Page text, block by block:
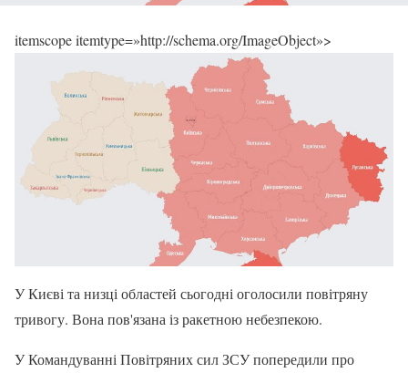
itemscope itemtype=»http://schema.org/ImageObject»>
У Києві та низці областей сьогодні оголосили повітряну
тривогу. Вона пов'язана із ракетною небезпекою.
У Командуванні Повітряних сил ЗСУ попередили про